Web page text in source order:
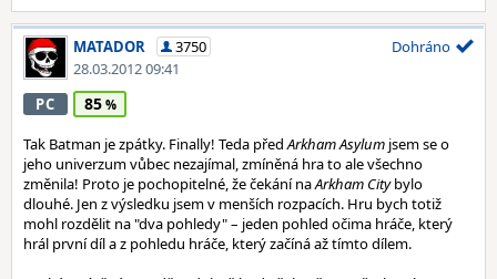
MATADOR
3750
28.03.2012 09:41
Dohráno
PC 85
Tak Batman je zpátky. Finally! Teda předArkham Asylum jsem se o
jeho univerzum vůbec nezajímal, zmíněná hra to ale všechno
změnila! Proto je pochopitelné, že čekání naArkham Citybylo
dlouhé. Jen z výsledku jsem v menších rozpacích. Hru bych totiž
mohl rozdělit na "dva pohledy" – jeden pohled očima hráče, který
hrál první díl a z pohledu hráče, který začíná až tímto dílem.